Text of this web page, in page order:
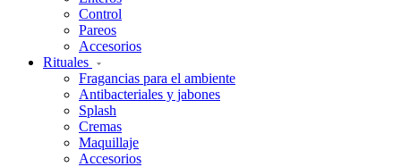
Control
Pareos
Accesorios
Rituales
Fragancias para el ambiente
Antibacteriales y jabones
Splash
Cremas
Maquillaje
Accesorios